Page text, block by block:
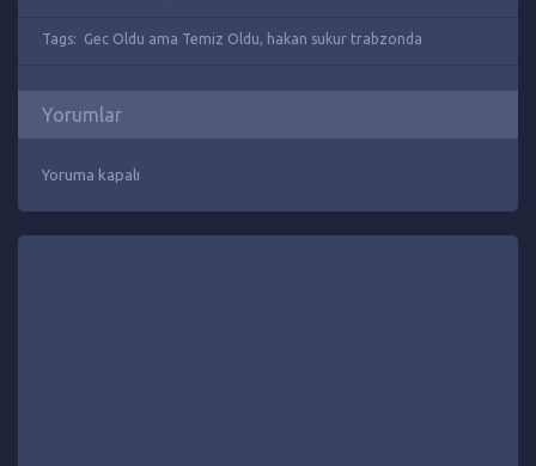
Tags: Gec Oldu ama Temiz Oldu, hakan sukur trabzonda
Yorumlar
Yoruma kapalı